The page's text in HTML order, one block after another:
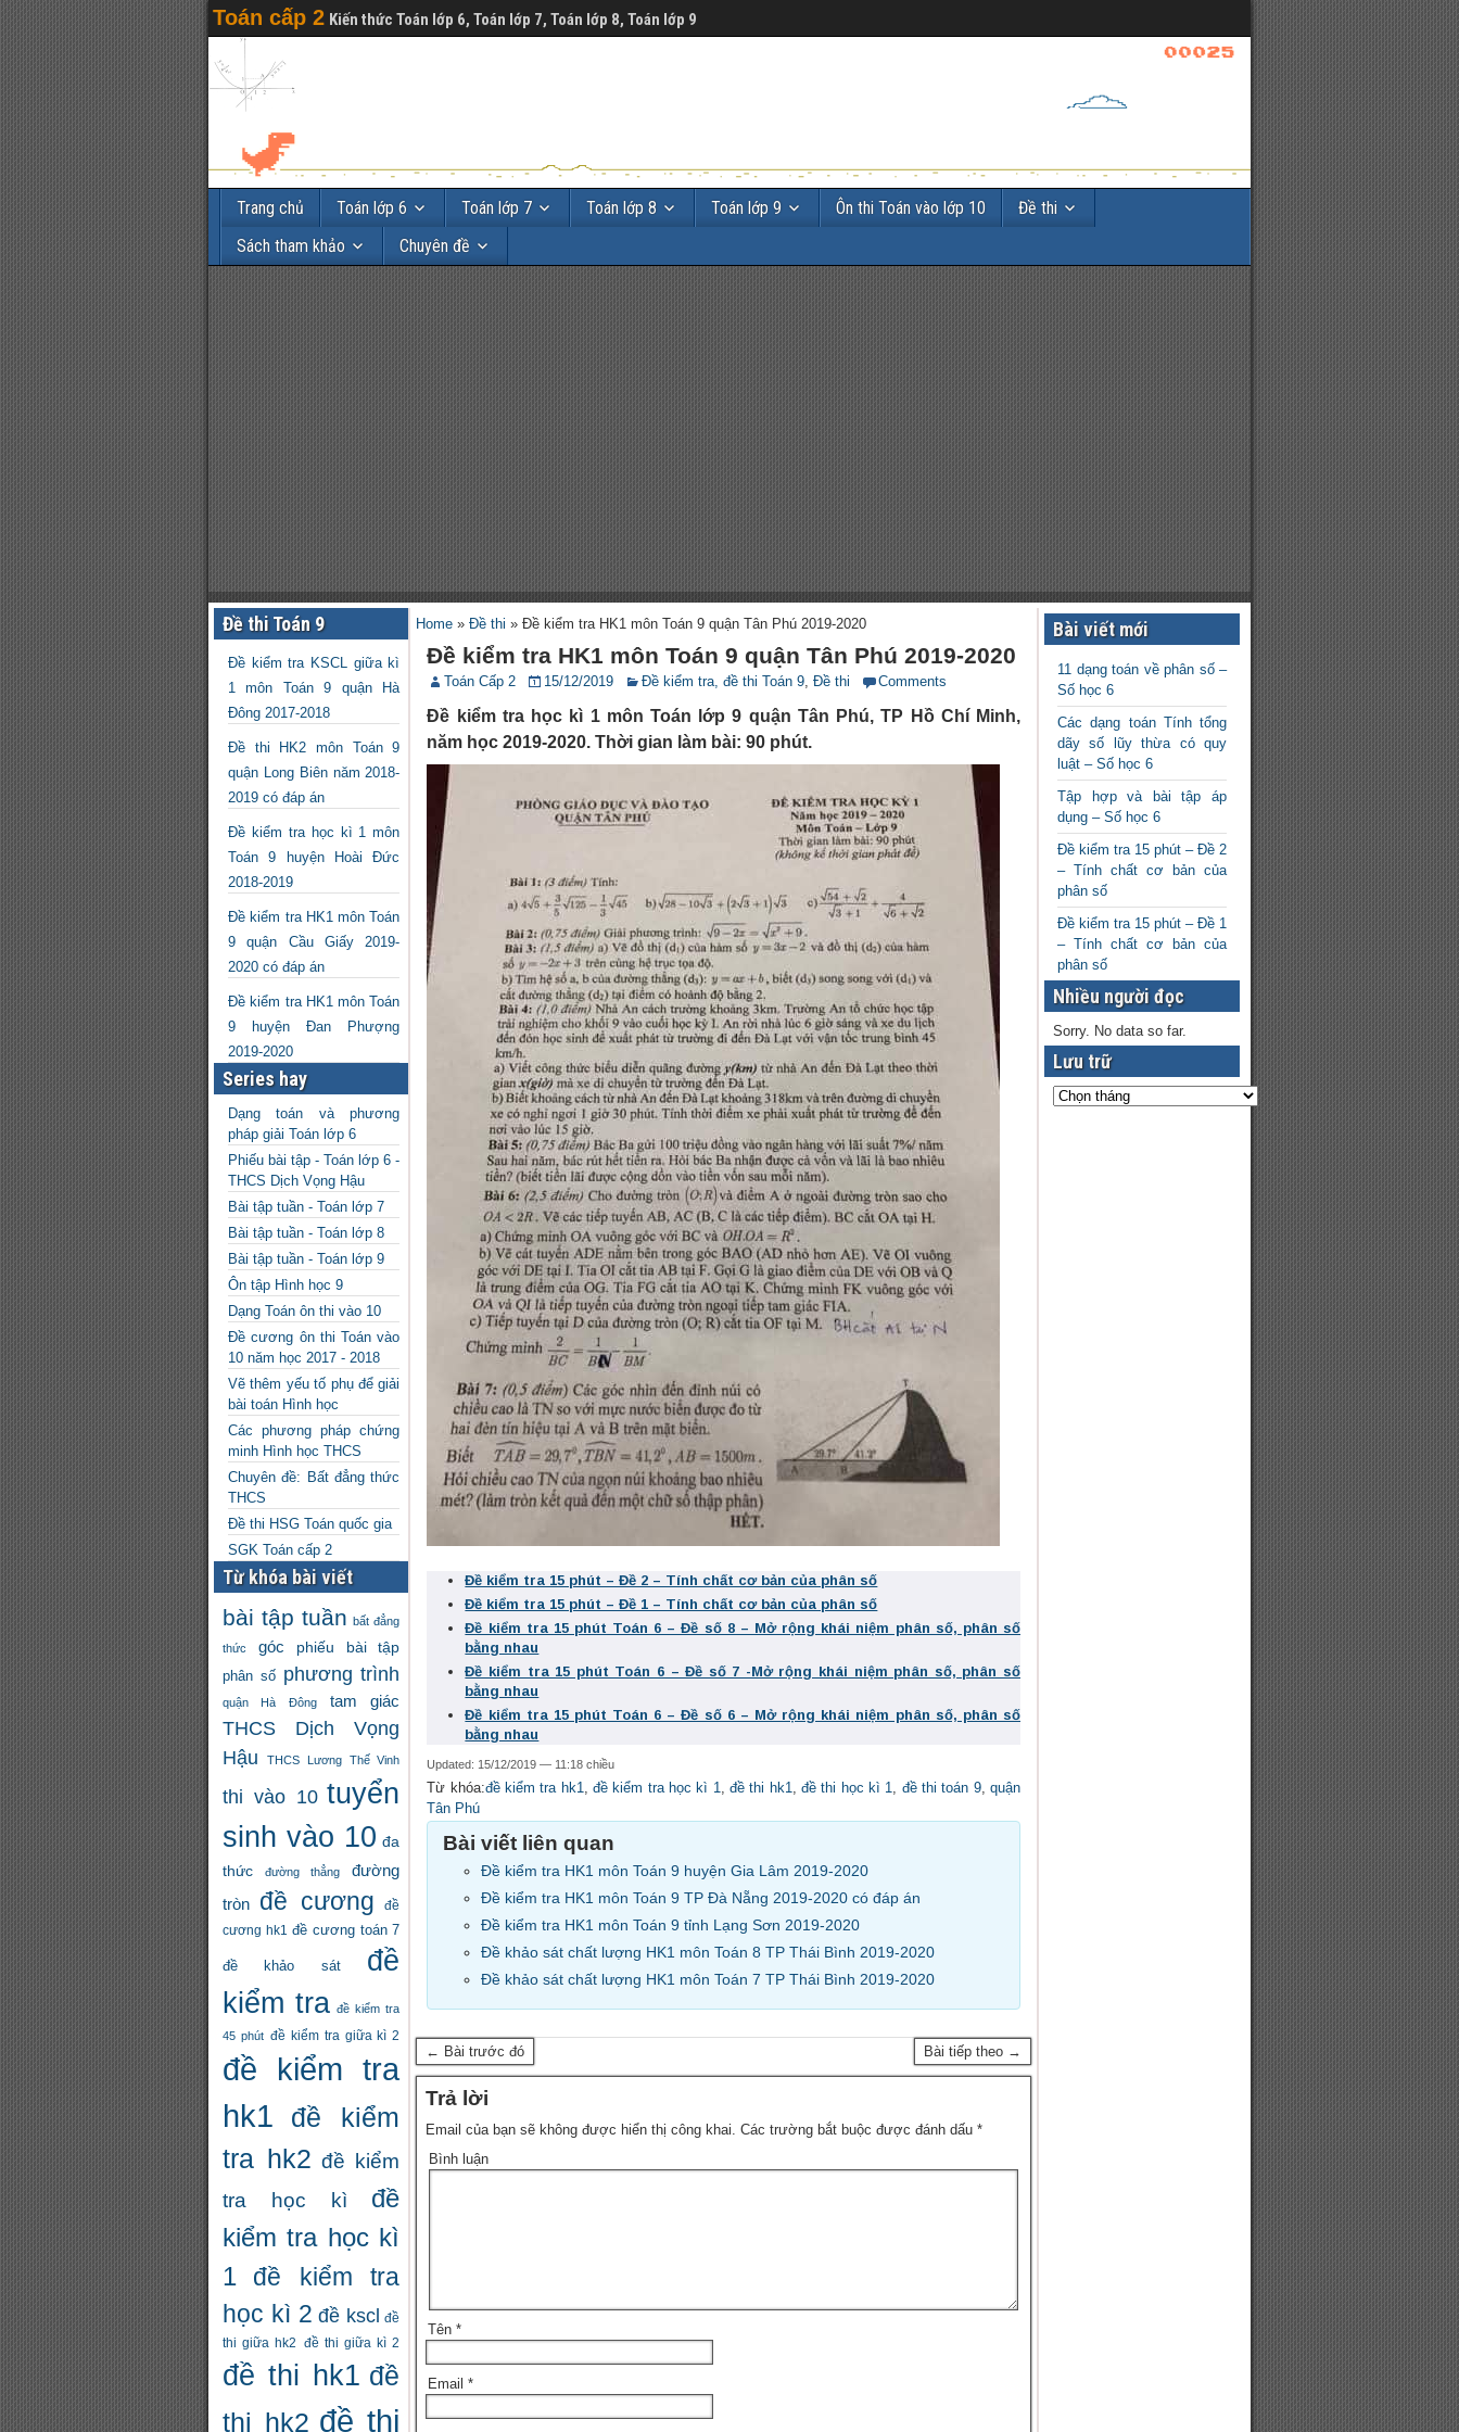
Toán cấp 2 Kiến thức Toán lớp 6, Toán lớp 7, Toán lớp 8, Toán lớp 9
Trang chủ Toán lớp 6 Toán lớp 7 Toán lớp 8 Toán lớp 9 Ôn thi Toán vào lớp 10
Đề thi
Sách tham khảo
Chuyên đề
Đề thi Toán 9
Đề kiểm tra KSCL giữa kì
1 môn Toán 9 quận Hà
Đông 2017-2018
Đề thi HK2 môn Toán 9
quận Long Biên năm 2018-
2019 có đáp án
Đề kiểm tra học kì 1 môn
Toán 9 huyện Hoài Đức
2018-2019
Đề kiểm tra HK1 môn Toán
9 quận Cầu Giấy 2019-
2020 có đáp án
Đề kiểm tra HK1 môn Toán
9 huyện Đan Phượng
2019-2020
Series hay
Dạng toán và phương
pháp giải Toán lớp 6
Phiếu bài tập - Toán lớp 6 -
THCS Dịch Vọng Hậu
Bài tập tuần - Toán lớp 7
Bài tập tuần - Toán lớp 8
Bài tập tuần - Toán lớp 9
Ôn tập Hình học 9
Dạng Toán ôn thi vào 10
Đề cương ôn thi Toán vào
10 năm học 2017 - 2018
Vẽ thêm yếu tố phụ để giải
bài toán Hình học
Các phương pháp chứng
minh Hình học THCS
Chuyên đề: Bất đẳng thức
THCS
Đề thi HSG Toán quốc gia
SGK Toán cấp 2
Từ khóa bài viết
bài tập tuần bất đẳng
thức góc phiếu bài tập
phân số phương trình
quận Hà Đông tam giác
THCS Dịch Vọng
Hậu
THCS Lương Thế Vinh
thi vào 10 tuyển
sinh vào 10 đa
thức
đường thẳng
đường
tròn đề cương
đề
cương hk1
đề cương toán 7
đề khảo sát
đề
kiểm tra đề kiểm tra
45 phút đề kiểm tra giữa kì 2
đề kiểm tra
hk1
đề kiểm
tra hk2 đề kiểm
tra học kì
đề
kiểm tra học kì
1
đề kiểm tra
học kì 2 đề kscl đề
thi giữa hk2 đề thi giữa kì 2
đề thi hk1 đề
thi hk2 đề thi
Home »Đề thi »Đề kiểm tra HK1 môn Toán 9 quận Tân Phú 2019-2020
Đề kiểm tra HK1 môn Toán 9 quận Tân Phú 2019-2020
Toán Cấp 2 15/12/2019 Đề kiểm tra, đề thi Toán 9,Đề thi Comments
Đề kiểm tra học kì 1 môn Toán lớp 9 quận Tân Phú, TP Hồ Chí Minh,
năm học 2019-2020. Thời gian làm bài: 90 phút.
Đề kiểm tra 15 phút – Đề 2 – Tính chất cơ bản của phân số
Đề kiểm tra 15 phút – Đề 1 – Tính chất cơ bản của phân số
Đề kiểm tra 15 phút Toán 6 – Đề số 8 – Mở rộng khái niệm phân số, phân số
bằng nhau
Đề kiểm tra 15 phút Toán 6 – Đề số 7 -Mở rộng khái niệm phân số, phân số
bằng nhau
Đề kiểm tra 15 phút Toán 6 – Đề số 6 – Mở rộng khái niệm phân số, phân số
bằng nhau
Updated: 15/12/2019 — 11:18 chiều
Từ khóa:đề kiểm tra hk1,đề kiểm tra học kì 1,đề thi hk1,đề thi học kì 1, đề thi toán 9,quận
Tân Phú
Bài viết liên quan
Đề kiểm tra HK1 môn Toán 9 huyện Gia Lâm 2019-2020
Đề kiểm tra HK1 môn Toán 9 TP Đà Nẵng 2019-2020 có đáp án
Đề kiểm tra HK1 môn Toán 9 tỉnh Lạng Sơn 2019-2020
Đề khảo sát chất lượng HK1 môn Toán 8 TP Thái Bình 2019-2020
Đề khảo sát chất lượng HK1 môn Toán 7 TP Thái Bình 2019-2020
← Bài trước đó Bài tiếp theo →
Trả lời
Email của bạn sẽ không được hiển thị công khai. Các trường bắt buộc được đánh dấu*
Bình luận
Tên*
Email*
Bài viết mới
11 dạng toán về phân số –
Số học 6
Các dạng toán Tính tổng
dãy số lũy thừa có quy
luật – Số học 6
Tập hợp và bài tập áp
dụng – Số học 6
Đề kiểm tra 15 phút – Đề 2
– Tính chất cơ bản của
phân số
Đề kiểm tra 15 phút – Đề 1
– Tính chất cơ bản của
phân số
Nhiều người đọc
Sorry. No data so far.
Lưu trữ